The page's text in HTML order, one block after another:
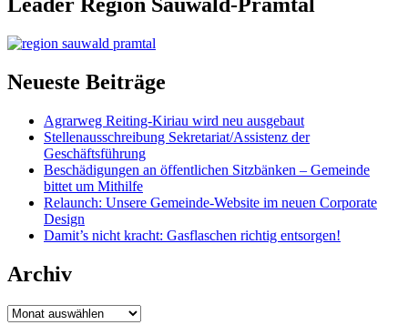
Leader Region Sauwald-Pramtal
Neueste Beiträge
Agrarweg Reiting-Kiriau wird neu ausgebaut
Stellenausschreibung Sekretariat/Assistenz der
Geschäftsführung
Beschädigungen an öffentlichen Sitzbänken – Gemeinde
bittet um Mithilfe
Relaunch: Unsere Gemeinde-Website im neuen Corporate
Design
Damit’s nicht kracht: Gasflaschen richtig entsorgen!
Archiv
Archiv